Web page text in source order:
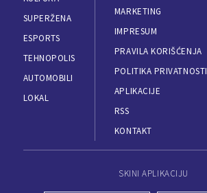
SUPERŽENA
ESPORTS
TEHNOPOLIS
AUTOMOBILI
LOKAL
MARKETING
IMPRESUM
PRAVILA KORIŠĆENJA
POLITIKA PRIVATNOSTI
APLIKACIJE
RSS
KONTAKT
SKINI APLIKACIJU